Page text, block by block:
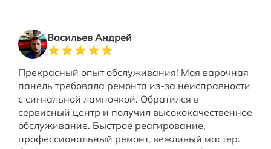
Васильев Андрей
Прекрасный опыт обслуживания! Моя варочная
панель требовала ремонта из-за неисправности
с сигнальной лампочкой. Обратился в
сервисный центр и получил высококачественное
обслуживание. Быстрое реагирование,
профессиональный ремонт, вежливый мастер.